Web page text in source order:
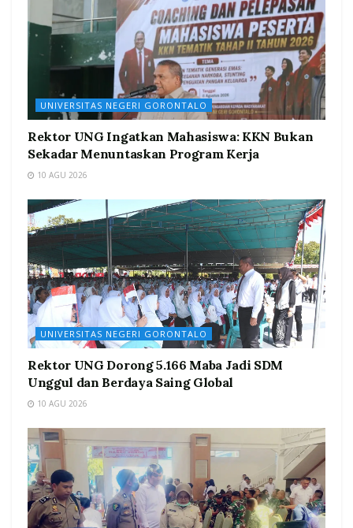
UNIVERSITAS NEGERI GORONTALO
Rektor UNG Ingatkan Mahasiswa: KKN Bukan
Sekadar Menuntaskan Program Kerja
10 AGU 2026
UNIVERSITAS NEGERI GORONTALO
Rektor UNG Dorong 5.166 Maba Jadi SDM
Unggul dan Berdaya Saing Global
10 AGU 2026